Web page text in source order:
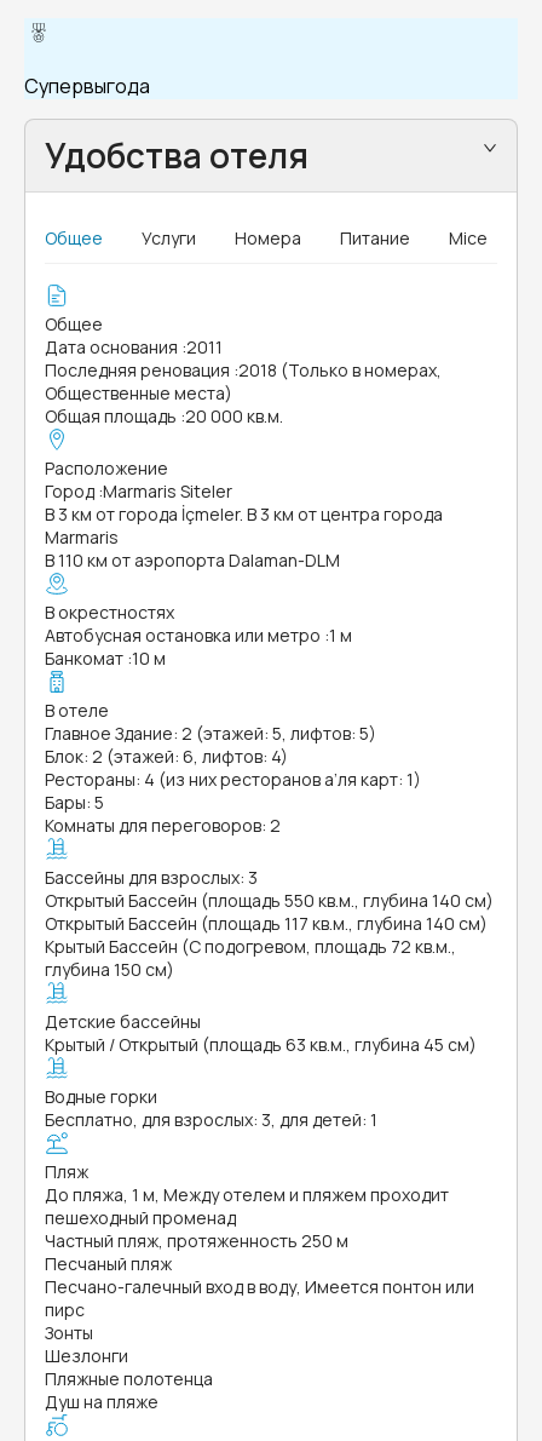
Супервыгода
Удобства отеля
Общее Услуги Номера Питание Mice
Общее
Дата основания :2011
Последняя реновация :2018 (Только в номерах,
Общественные места)
Общая площадь :20 000 кв.м.
Расположение
Город :Marmaris Siteler
В 3 км от города İçmeler. В 3 км от центра города
Marmaris
В 110 км от аэропорта Dalaman-DLM
В окрестностях
Автобусная остановка или метро :1 м
Банкомат :10 м
В отеле
Главное Здание: 2 (этажей: 5, лифтов: 5)
Блок: 2 (этажей: 6, лифтов: 4)
Рестораны: 4 (из них ресторанов а’ля карт: 1)
Бары: 5
Комнаты для переговоров: 2
Бассейны для взрослых: 3
Открытый Бассейн (площадь 550 кв.м., глубина 140 см)
Открытый Бассейн (площадь 117 кв.м., глубина 140 см)
Крытый Бассейн (С подогревом, площадь 72 кв.м.,
глубина 150 см)
Детские бассейны
Крытый / Открытый (площадь 63 кв.м., глубина 45 см)
Водные горки
Бесплатно, для взрослых: 3, для детей: 1
Пляж
До пляжа, 1 м, Между отелем и пляжем проходит
пешеходный променад
Частный пляж, протяженность 250 м
Песчаный пляж
Песчано-галечный вход в воду, Имеется понтон или
пирс
Зонты
Шезлонги
Пляжные полотенца
Душ на пляже